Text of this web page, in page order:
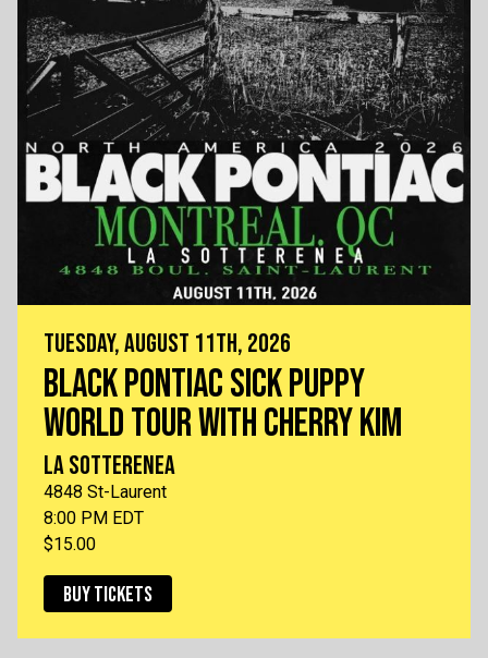
TUESDAY, AUGUST 11TH, 2026
BLACK PONTIAC SICK PUPPY
WORLD TOUR WITH CHERRY KIM
LA SOTTERENEA
4848 St-Laurent
8:00 PM EDT
$15.00
BUY TICKETS